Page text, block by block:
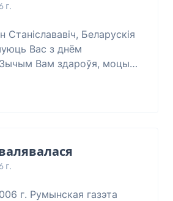
г.
Беларускія
Вас з днём
Вам здароўя, моцы
падзеяй для нас усіх
г.
г. Румынская газэта